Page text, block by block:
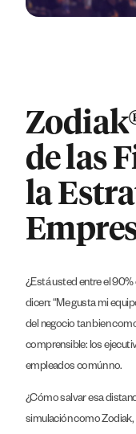
de las
la
¿Está usted entre el
dicen: “Me gusta mi
del negocio tan bien
comprensible: los
empleados común no.
¿Cómo salvar esa
simulación como